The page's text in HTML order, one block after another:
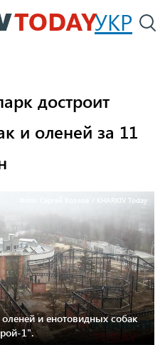
Перейти
к
УКР
достроит
и оленей за 11
Фото: Сергей Козлов / KHARKIV Today
и енотовидных собак
1".